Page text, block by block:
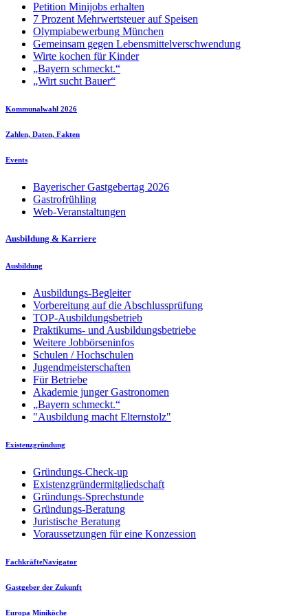
Petition Minijobs erhalten
7 Prozent Mehrwertsteuer auf Speisen
Olympiabewerbung München
Gemeinsam gegen Lebensmittelverschwendung
Wirte kochen für Kinder
„Bayern schmeckt.“
„Wirt sucht Bauer“
Kommunalwahl 2026
Zahlen, Daten, Fakten
Events
Bayerischer Gastgebertag 2026
Gastrofrühling
Web-Veranstaltungen
Ausbildung & Karriere
Ausbildung
Ausbildungs-Begleiter
Vorbereitung auf die Abschlussprüfung
TOP-Ausbildungsbetrieb
Praktikums- und Ausbildungsbetriebe
Weitere Jobbörseninfos
Schulen / Hochschulen
Jugendmeisterschaften
Für Betriebe
Akademie junger Gastronomen
„Bayern schmeckt.“
"Ausbildung macht Elternstolz"
Existenzgründung
Gründungs-Check-up
Existenzgründermitgliedschaft
Gründungs-Sprechstunde
Gründungs-Beratung
Juristische Beratung
Voraussetzungen für eine Konzession
FachkräfteNavigator
Gastgeber der Zukunft
Europa Miniköche